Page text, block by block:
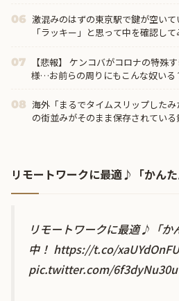
06 激混みのはずの東京駅で鍵が空いて
「ラッキー」と思って中を確認し
07
【悲報】 ケンコバがコロナの特殊
様…お前らの周りにもこんな奴いる
08 海外「まるでタイムスリップした
の街並みがそのまま保存されてい
リモートワークに最適♪「かん
リモートワークに最適♪「か
中！ https://t.co/
pic.twitter.com/6f3dyNu30u